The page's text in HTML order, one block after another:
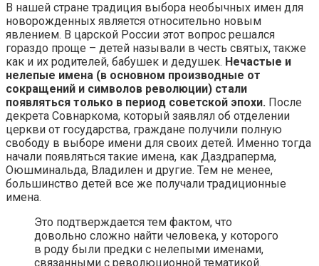
В нашей стране традиция выбора необычных имен для
новорожденных является относительно новым
явлением. В царской России этот вопрос решался
гораздо проще – детей называли в честь святых, также
как и их родителей, бабушек и дедушек. Нечастые и
нелепые имена (в основном производные от
сокращений и символов революции) стали
появляться только в период советской эпохи. После
декрета Совнаркома, который заявлял об отделении
церкви от государства, граждане получили полную
свободу в выборе имени для своих детей. Именно тогда
начали появляться такие имена, как Даздраперма,
Оюшминальда, Владилен и другие. Тем не менее,
большинство детей все же получали традиционные
имена.
Это подтверждается тем фактом, что
довольно сложно найти человека, у которого
в роду были предки с нелепыми именами,
связанными с революционной тематикой.